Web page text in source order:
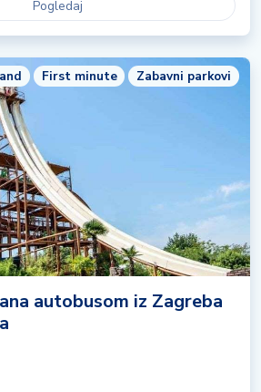
Pogledaj
First minute Zabavni parkovi
autobusom iz Zagreba